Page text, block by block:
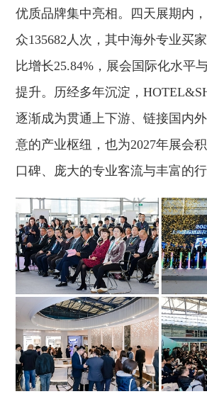
优质品牌集中亮相。四天展期内
众135682人次，其中海外专业买
比增长25.84%，展会国际化水平
提升。历经多年沉淀，
逐渐成为贯通上下游、链接国内
意的产业枢纽，也为2027年展会
口碑、庞大的专业客流与丰富的行